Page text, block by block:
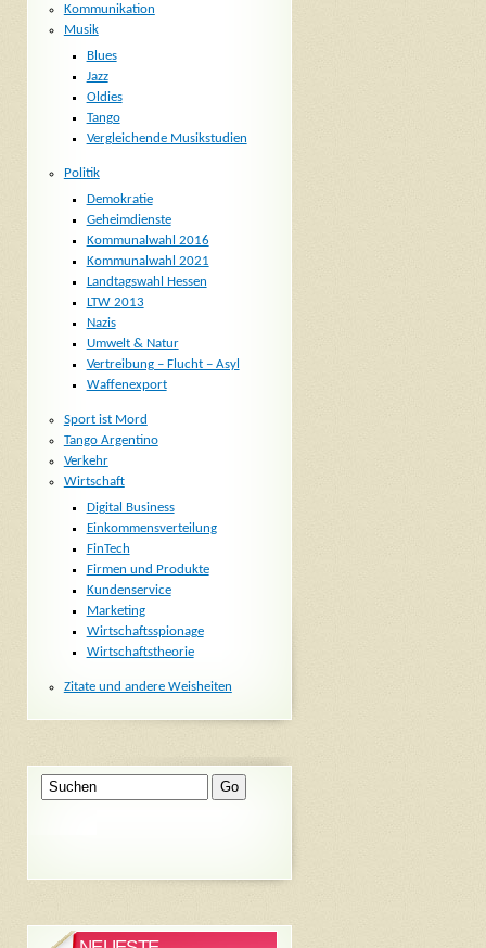
Kommunikation
Musik
Blues
Jazz
Oldies
Tango
Vergleichende Musikstudien
Politik
Demokratie
Geheimdienste
Kommunalwahl 2016
Kommunalwahl 2021
Landtagswahl Hessen
LTW 2013
Nazis
Umwelt & Natur
Vertreibung – Flucht – Asyl
Waffenexport
Sport ist Mord
Tango Argentino
Verkehr
Wirtschaft
Digital Business
Einkommensverteilung
FinTech
Firmen und Produkte
Kundenservice
Marketing
Wirtschaftsspionage
Wirtschaftstheorie
Zitate und andere Weisheiten